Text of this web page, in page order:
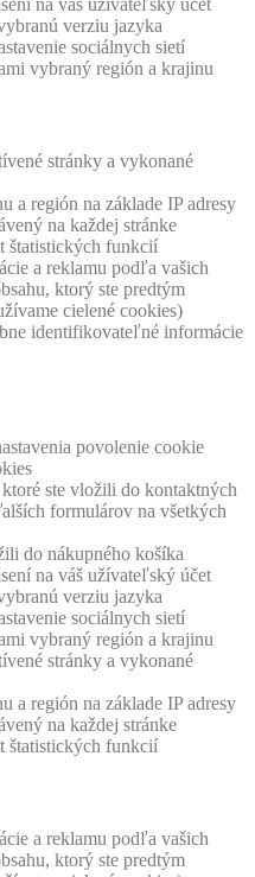
verziu jazyka
sociálnych sietí
vybraný región a krajinu
stránky a vykonané
a región na základe IP adresy
na každej stránke
štatistických funkcií
a reklamu podľa vašich
ktorý ste predtým
cielené cookies)
identifikovateľné informácie
povolenie cookie
ste vložili do kontaktných
formulárov na všetkých
do nákupného košíka
na váš užívateľský účet
verziu jazyka
sociálnych sietí
vybraný región a krajinu
stránky a vykonané
a región na základe IP adresy
na každej stránke
štatistických funkcií
a reklamu podľa vašich
ktorý ste predtým